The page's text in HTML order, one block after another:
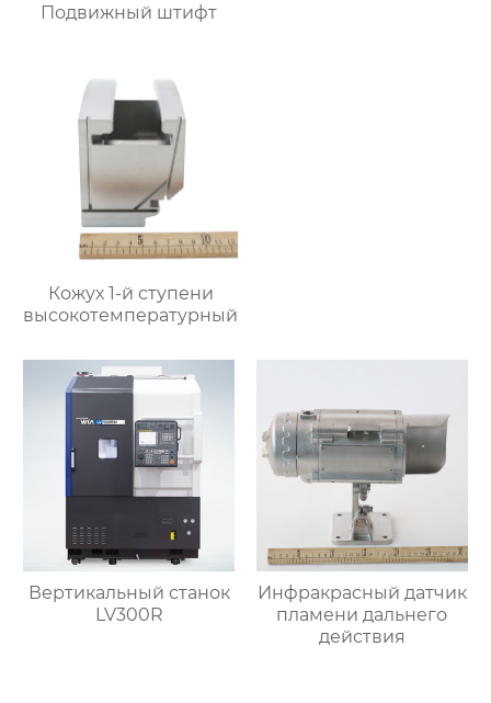
Подвижный штифт
Кожух 1-й ступени
высокотемпературный
Вертикальный станок
LV300R
Инфракрасный датчик
пламени дальнего
действия